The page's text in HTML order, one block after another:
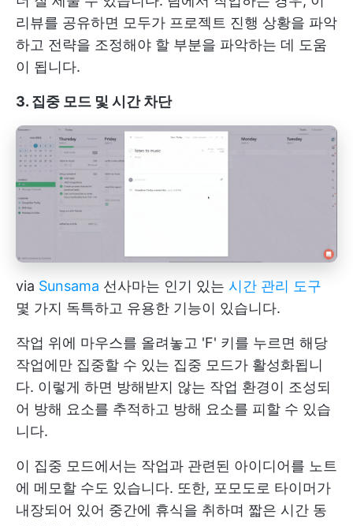
리뷰를 공유하면 모두가 프로젝트 진행 상황을 파악
하고 전략을 조정해야 할 부분을 파악하는 데 도움
이 됩니다.
3. 집중 모드 및 시간 차단
via Sunsama 선사마는 인기 있는 시간 관리 도구
몇 가지 독특하고 유용한 기능이 있습니다.
작업 위에 마우스를 올려놓고 'F' 키를 누르면 해당
작업에만 집중할 수 있는 집중 모드가 활성화됩니
다. 이렇게 하면 방해받지 않는 작업 환경이 조성되
어 방해 요소를 추적하고 방해 요소를 피할 수 있습
니다.
이 집중 모드에서는 작업과 관련된 아이디어를 노트
에 메모할 수도 있습니다. 또한, 포모도로 타이머가
내장되어 있어 중간에 휴식을 취하며 짧은 시간 동